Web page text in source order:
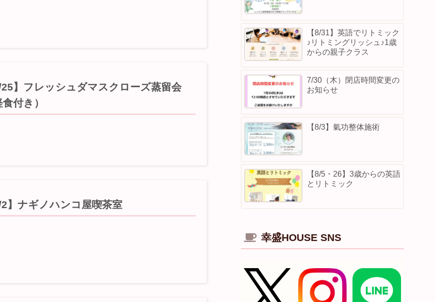
】フレッシュダマスクローズ蒸留会
付き）
】ナギノハンコ屋喫茶室
【8/31】英語でリトミック
♪リトミングリッシュ♪1歳
からの親子クラス
7/30（木）閉店時間変更の
お知らせ
【8/3】⁡氣功整体施術
【8/5・26】3歳からの英語
とリトミック
幸盛HOUSE SNS